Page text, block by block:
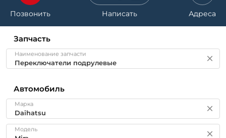
Позвонить Написать Адреса
Запчасть
Наименование запчасти
Автомобиль
Марка
Модель